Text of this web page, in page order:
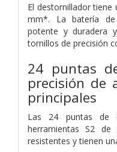
El destornillador
mm*. La batería
potente y duradera
tornillos de precisión
24 puntas
precisión de
principales
Las 24 puntas de
herramientas S2
resistentes y tienen